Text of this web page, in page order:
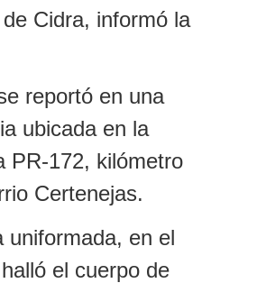
Cidra, informó la
reportó en una
ubicada en la
PR-172, kilómetro
Certenejas.
uniformada, en el
el cuerpo de